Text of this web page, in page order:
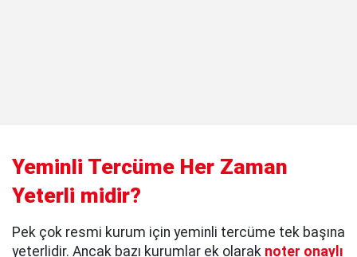
Yeminli Tercüme Her Zaman
Yeterli midir?
Pek çok resmi kurum için yeminli tercüme tek başına
yeterlidir. Ancak bazı kurumlar ek olarak noter onaylı